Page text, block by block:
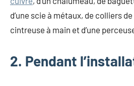
d’une scie à métaux, de colliers
cintreuse à main et d’une
2. Pendant